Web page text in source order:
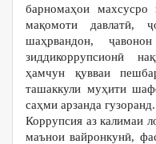
барномаҳои махсусро
мақомоти давлатӣ,
шаҳрвандон,
зиддикоррупсионӣ
ҳамчун қувваи
ташаккули муҳити
саҳми арзанда гузоранд.
Коррупсия аз калимаи
маънои вайронкунӣ,